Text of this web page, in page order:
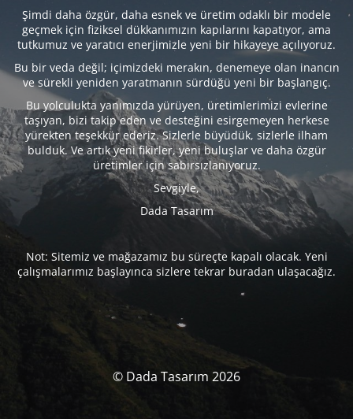
Şimdi daha özgür, daha esnek ve üretim odaklı bir modele
geçmek için fiziksel dükkanımızın kapılarını kapatıyor, ama
tutkumuz ve yaratıcı enerjimizle yeni bir hikayeye açılıyoruz.
Bu bir veda değil; içimizdeki merakın, denemeye olan inancın
ve sürekli yeniden yaratmanın sürdüğü yeni bir başlangıç.
Bu yolculukta yanımızda yürüyen, üretimlerimizi evlerine
taşıyan, bizi takip eden ve desteğini esirgemeyen herkese
yürekten teşekkür ederiz. Sizlerle büyüdük, sizlerle ilham
bulduk. Ve artık yeni fikirler, yeni buluşlar ve daha özgür
üretimler için sabırsızlanıyoruz.
Sevgiyle,
Dada Tasarım
Not: Sitemiz ve mağazamız bu süreçte kapalı olacak. Yeni
çalışmalarımız başlayınca sizlere tekrar buradan ulaşacağız.
© Dada Tasarım 2026